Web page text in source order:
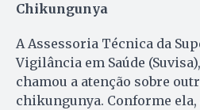
Chikungunya
A Assessoria Técnica da
Vigilância em Saúde
chamou a atenção sobre
chikungunya. Conforme ela,